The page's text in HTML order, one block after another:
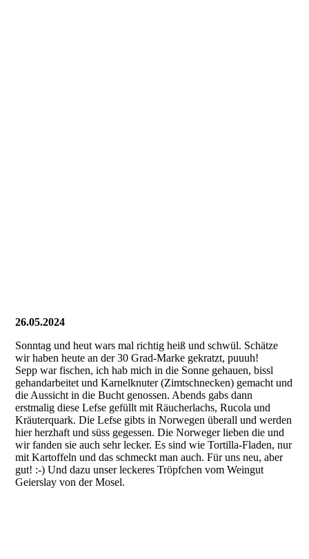
26.05.2024
Sonntag und heut wars mal richtig heiß und schwül. Schätze
wir haben heute an der 30 Grad-Marke gekratzt, puuuh!
Sepp war fischen, ich hab mich in die Sonne gehauen, bissl
gehandarbeitet und Karnelknuter (Zimtschnecken) gemacht und
die Aussicht in die Bucht genossen. Abends gabs dann
erstmalig diese Lefse gefüllt mit Räucherlachs, Rucola und
Kräuterquark. Die Lefse gibts in Norwegen überall und werden
hier herzhaft und süss gegessen. Die Norweger lieben die und
wir fanden sie auch sehr lecker. Es sind wie Tortilla-Fladen, nur
mit Kartoffeln und das schmeckt man auch. Für uns neu, aber
gut! :-) Und dazu unser leckeres Tröpfchen vom Weingut
Geierslay von der Mosel.